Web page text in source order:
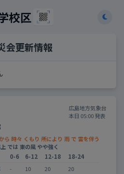
校区
会更新情報
広島地方気象台
本日 05:00 発表
ら 時々 くもり 所により 雨 で 雷を伴う
では 東の風 やや強く
0-6 6-12 12-18
18-24
- 10 20 20